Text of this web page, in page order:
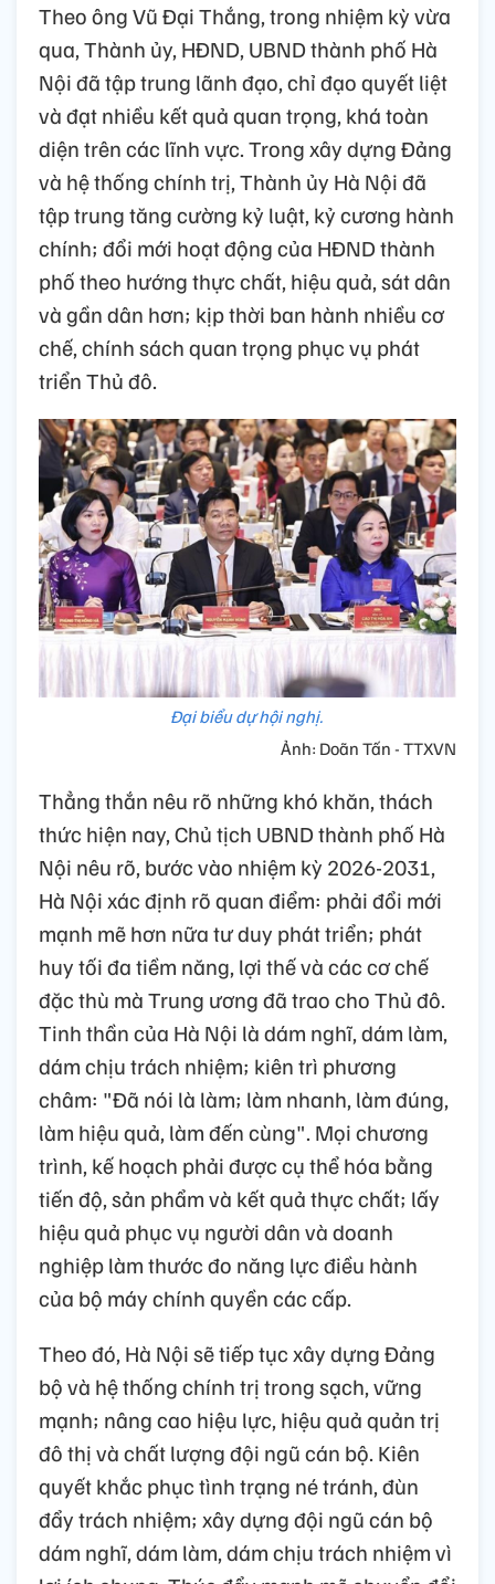
Theo ông Vũ Đại Thắng, trong nhiệm kỳ vừa
qua, Thành ủy, HĐND, UBND thành phố Hà
Nội đã tập trung lãnh đạo, chỉ đạo quyết liệt
và đạt nhiều kết quả quan trọng, khá toàn
diện trên các lĩnh vực. Trong xây dựng Đảng
và hệ thống chính trị, Thành ủy Hà Nội đã
tập trung tăng cường kỷ luật, kỷ cương hành
chính; đổi mới hoạt động của HĐND thành
phố theo hướng thực chất, hiệu quả, sát dân
và gần dân hơn; kịp thời ban hành nhiều cơ
chế, chính sách quan trọng phục vụ phát
triển Thủ đô.
Đại biểu dự hội nghị.
Ảnh: Doãn Tấn - TTXVN
Thẳng thắn nêu rõ những khó khăn, thách
thức hiện nay, Chủ tịch UBND thành phố Hà
Nội nêu rõ, bước vào nhiệm kỳ 2026-2031,
Hà Nội xác định rõ quan điểm: phải đổi mới
mạnh mẽ hơn nữa tư duy phát triển; phát
huy tối đa tiềm năng, lợi thế và các cơ chế
đặc thù mà Trung ương đã trao cho Thủ đô.
Tinh thần của Hà Nội là dám nghĩ, dám làm,
dám chịu trách nhiệm; kiên trì phương
châm: "Đã nói là làm; làm nhanh, làm đúng,
làm hiệu quả, làm đến cùng". Mọi chương
trình, kế hoạch phải được cụ thể hóa bằng
tiến độ, sản phẩm và kết quả thực chất; lấy
hiệu quả phục vụ người dân và doanh
nghiệp làm thước đo năng lực điều hành
của bộ máy chính quyền các cấp.
Theo đó, Hà Nội sẽ tiếp tục xây dựng Đảng
bộ và hệ thống chính trị trong sạch, vững
mạnh; nâng cao hiệu lực, hiệu quả quản trị
đô thị và chất lượng đội ngũ cán bộ. Kiên
quyết khắc phục tình trạng né tránh, đùn
đẩy trách nhiệm; xây dựng đội ngũ cán bộ
dám nghĩ, dám làm, dám chịu trách nhiệm vì